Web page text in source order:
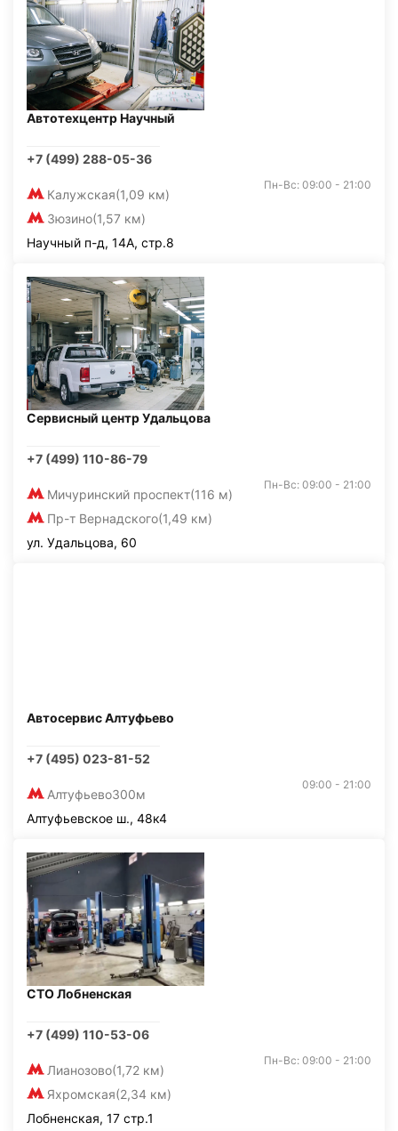
Автотехцентр Научный
+7 (499) 288-05-36
Калужская(1,09 км)
Зюзино(1,57 км)
Пн-Вс: 09:00 - 21:00
Научный п-д, 14А, стр.8
Сервисный центр Удальцова
+7 (499) 110-86-79
Мичуринский проспект(116 м)
Пр-т Вернадского(1,49 км)
Пн-Вс: 09:00 - 21:00
ул. Удальцова, 60
Автосервис Алтуфьево
+7 (495) 023-81-52
Алтуфьево300м
09:00 - 21:00
Алтуфьевское ш., 48к4
СТО Лобненская
+7 (499) 110-53-06
Лианозово(1,72 км)
Яхромская(2,34 км)
Пн-Вс: 09:00 - 21:00
Лобненская, 17 стр.1